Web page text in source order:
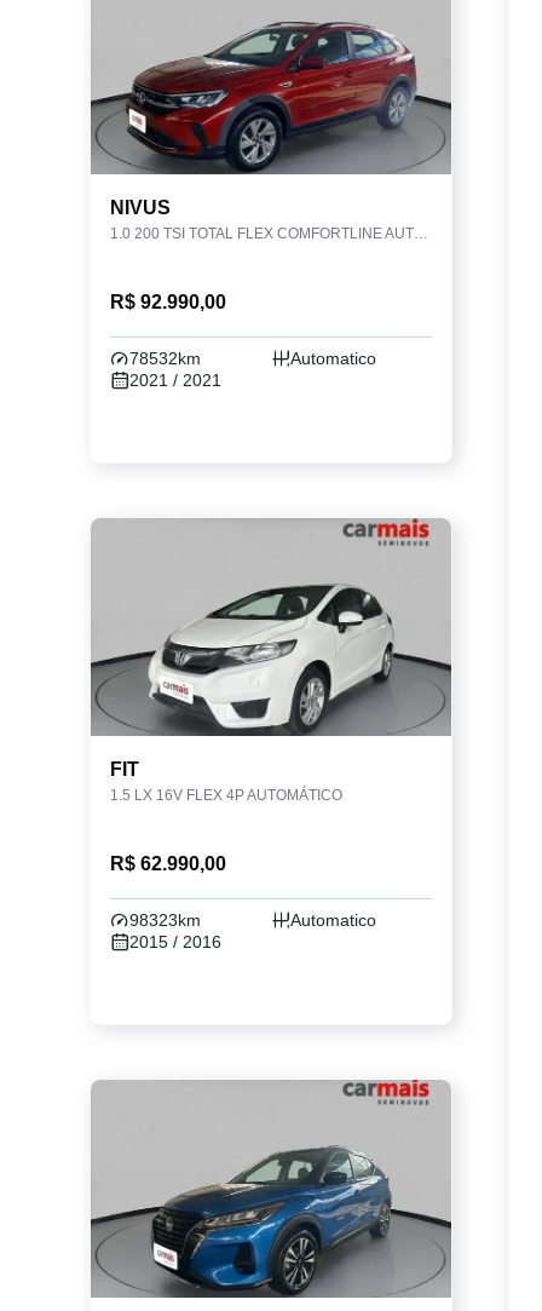
NIVUS
1.0 200 TSI TOTAL FLEX COMFORTLINE AUTOMÁTICO
R$ 92.990,00
78532km
Automatico
2021 / 2021
FIT
1.5 LX 16V FLEX 4P AUTOMÁTICO
R$ 62.990,00
98323km
Automatico
2015 / 2016